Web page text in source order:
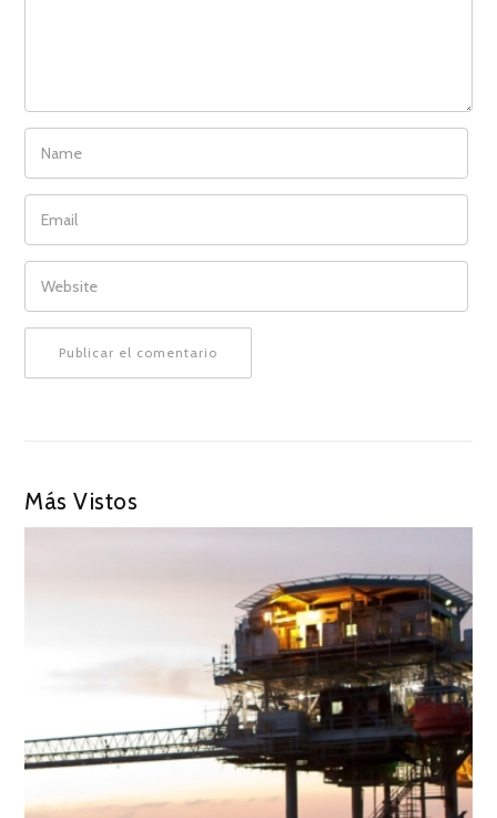
NAME
EMAIL
WEBSITE
Más Vistos